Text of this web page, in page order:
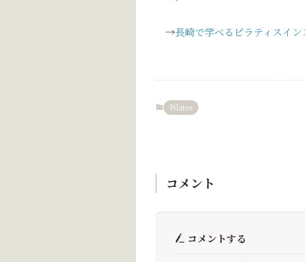
→長崎で学べるピラティスイ
Pilates
コメント
コメントする